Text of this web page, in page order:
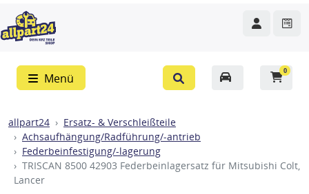
Menü
0
allpart24
Ersatz- & Verschleißteile
Achsaufhängung/Radführung/-antrieb
Federbeinfestigung/-lagerung
TRISCAN 8500 42903 Federbeinlagersatz für Mitsubishi Colt,
Lancer